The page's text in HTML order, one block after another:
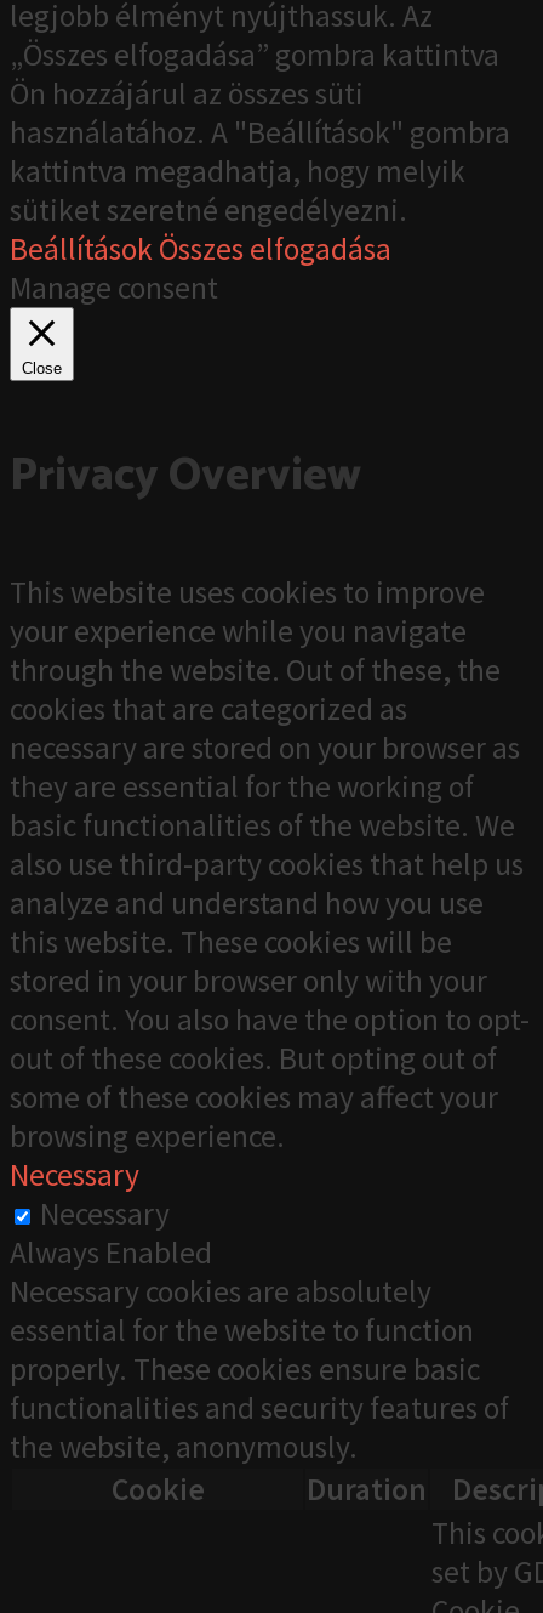
legjobb élményt nyújthassuk. Az
„Összes elfogadása” gombra kattintva
Ön hozzájárul az összes süti
használatához. A "Beállítások" gombra
kattintva megadhatja, hogy melyik
sütiket szeretné engedélyezni.
BeállításokÖsszes elfogadása
Manage consent
Close
Privacy Overview
This website uses cookies to improve
your experience while you navigate
through the website. Out of these, the
cookies that are categorized as
necessary are stored on your browser as
they are essential for the working of
basic functionalities of the website. We
also use third-party cookies that help us
analyze and understand how you use
this website. These cookies will be
stored in your browser only with your
consent. You also have the option to opt-
out of these cookies. But opting out of
some of these cookies may affect your
browsing experience.
Necessary
Necessary
Always Enabled
Necessary cookies are absolutely
essential for the website to function
properly. These cookies ensure basic
functionalities and security features of
the website, anonymously.
Cookie
Duration
This
set by